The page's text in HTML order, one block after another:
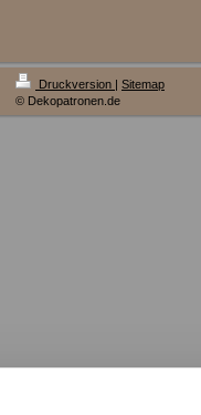
Druckversion | Sitemap
© Dekopatronen.de